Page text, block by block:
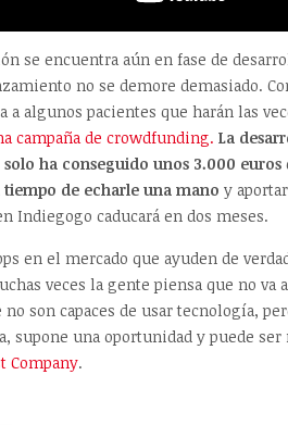
se encuentra aún en fase de
no se demore demasiado.
a algunos pacientes que harán las
campaña de crowdfunding. La
ha conseguido unos 3.000 euros
tiempo de echarle una mano y
Indiegogo caducará en dos meses.
en el mercado que ayuden de
veces la gente piensa que no va
son capaces de usar tecnología,
supone una oportunidad y puede
Company.